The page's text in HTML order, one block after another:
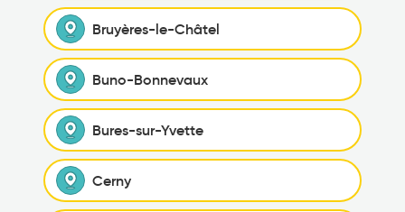
Bruyères-le-Châtel
Buno-Bonnevaux
Bures-sur-Yvette
Cerny